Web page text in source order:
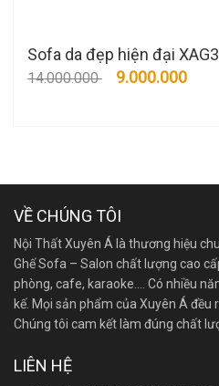
Sofa da đẹp hiện đại
14.000.000 9.000.000
VỀ CHÚNG TÔI
Nội Thất Xuyên Á là thương hiệu
Ghế Sofa – Salon chất lượng cao
phòng, cafe, karaoke…. Có nhiều
kế. Mọi sản phẩm của Xuyên Á đều
Chúng tôi cam kết làm đúng chất
LIÊN HỆ